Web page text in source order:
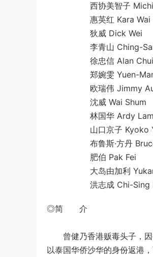
西协美智子
惠英红 Kara Wai
狄威 Dick Wei
李青山 Ching-San
徐忠信 Alan Chui
郑婉雯 Yuen-Man
欧瑞伟 Jimmy Au
沈威 Wai Shum
林国华 Ardy Lam
山口京子 Kyoko
布鲁斯·方丹 Bruce
肥伯 Pak Fei
大岛由加利 Yukari
洪志成 Chi-Sing
◎简 介
曾健乃香港贩毒头子，因
以泰国华侨沙华的身份返港